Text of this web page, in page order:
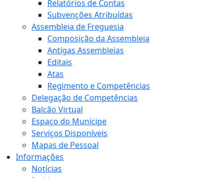
Relatórios de Contas
Subvenções Atribuídas
Assembleia de Freguesia
Composição da Assembleia
Antigas Assembleias
Editais
Atas
Regimento e Competências
Delegação de Competências
Balcão Virtual
Espaço do Munícipe
Serviços Disponíveis
Mapas de Pessoal
Informações
Notícias